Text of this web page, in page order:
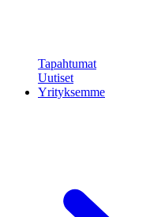
Tapahtumat
Uutiset
Yrityksemme